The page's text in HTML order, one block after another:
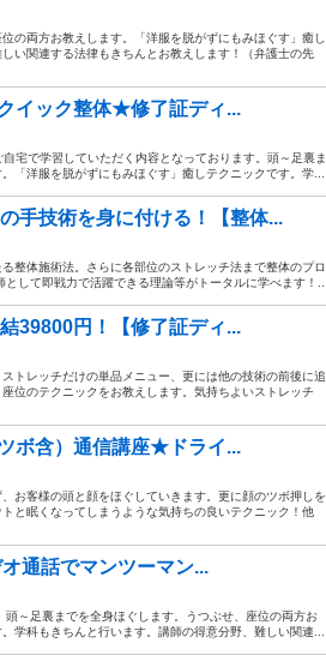
の両方お教えします。「洋服を脱がずにもみほぐす」癒し
い関連する法律もきちんとお教えします！（弁護士の先
イック整体★修了証ディ...
宅で学習していただく内容となっております。頭～足裏ま
「洋服を脱がずにもみほぐす」癒しテクニックです。学...
手技術を身に付ける！【整体...
整体施術法。さらに各部位のストレッチ法まで整体のプロ
して即戦力で活躍できる理論等がトータルに学べます！...
39800円！【修了証ディ...
トレッチだけの単品メニュー、更には他の技術の前後に追
位のテクニックをお教えします。気持ちよいストレッチ
ボ含）通信講座★ドライ...
お客様の頭と顔をほぐしていきます。更に顔のツボ押しを
と眠くなってしまうような気持ちの良いテクニック！他
通話でマンツーマン...
～足裏までを全身ほぐします。うつぶせ、座位の両方お
学科もきちんと行います。講師の得意分野、難しい関連...